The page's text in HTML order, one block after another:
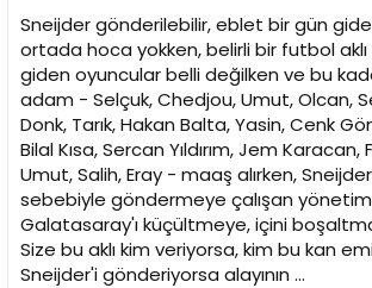
Sneijder gönderilebilir, eblet bir gün
ortada hoca yokken, belirli bir futbol
giden oyuncular belli değilken ve bu
adam - Selçuk, Chedjou, Umut, Olcan,
Donk, Tarık, Hakan Balta, Yasin, Cenk
Bilal Kısa, Sercan Yıldırım, Jem
Umut, Salih, Eray - maaş alırken,
sebebiyle göndermeye çalışan
Galatasaray'ı küçültmeye, içini
Size bu aklı kim veriyorsa, kim bu kan
Sneijder'i gönderiyorsa alayının ...